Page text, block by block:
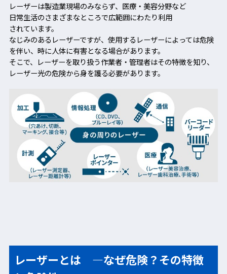
レーザーは製造業現場のみならず、医療・美容分野など
日常生活のさまざまなところで広範囲にわたり利用
されています。
なじみのあるレーザーですが、使用するレーザーによっては危険
を伴い、時に人体に有害となる場合があります。
そこで、レーザーを取り扱う作業者・管理者はその特徴を知り、
レーザー光の危険から身を護る必要があります。
レーザーとは ―なぜ危険？その特徴